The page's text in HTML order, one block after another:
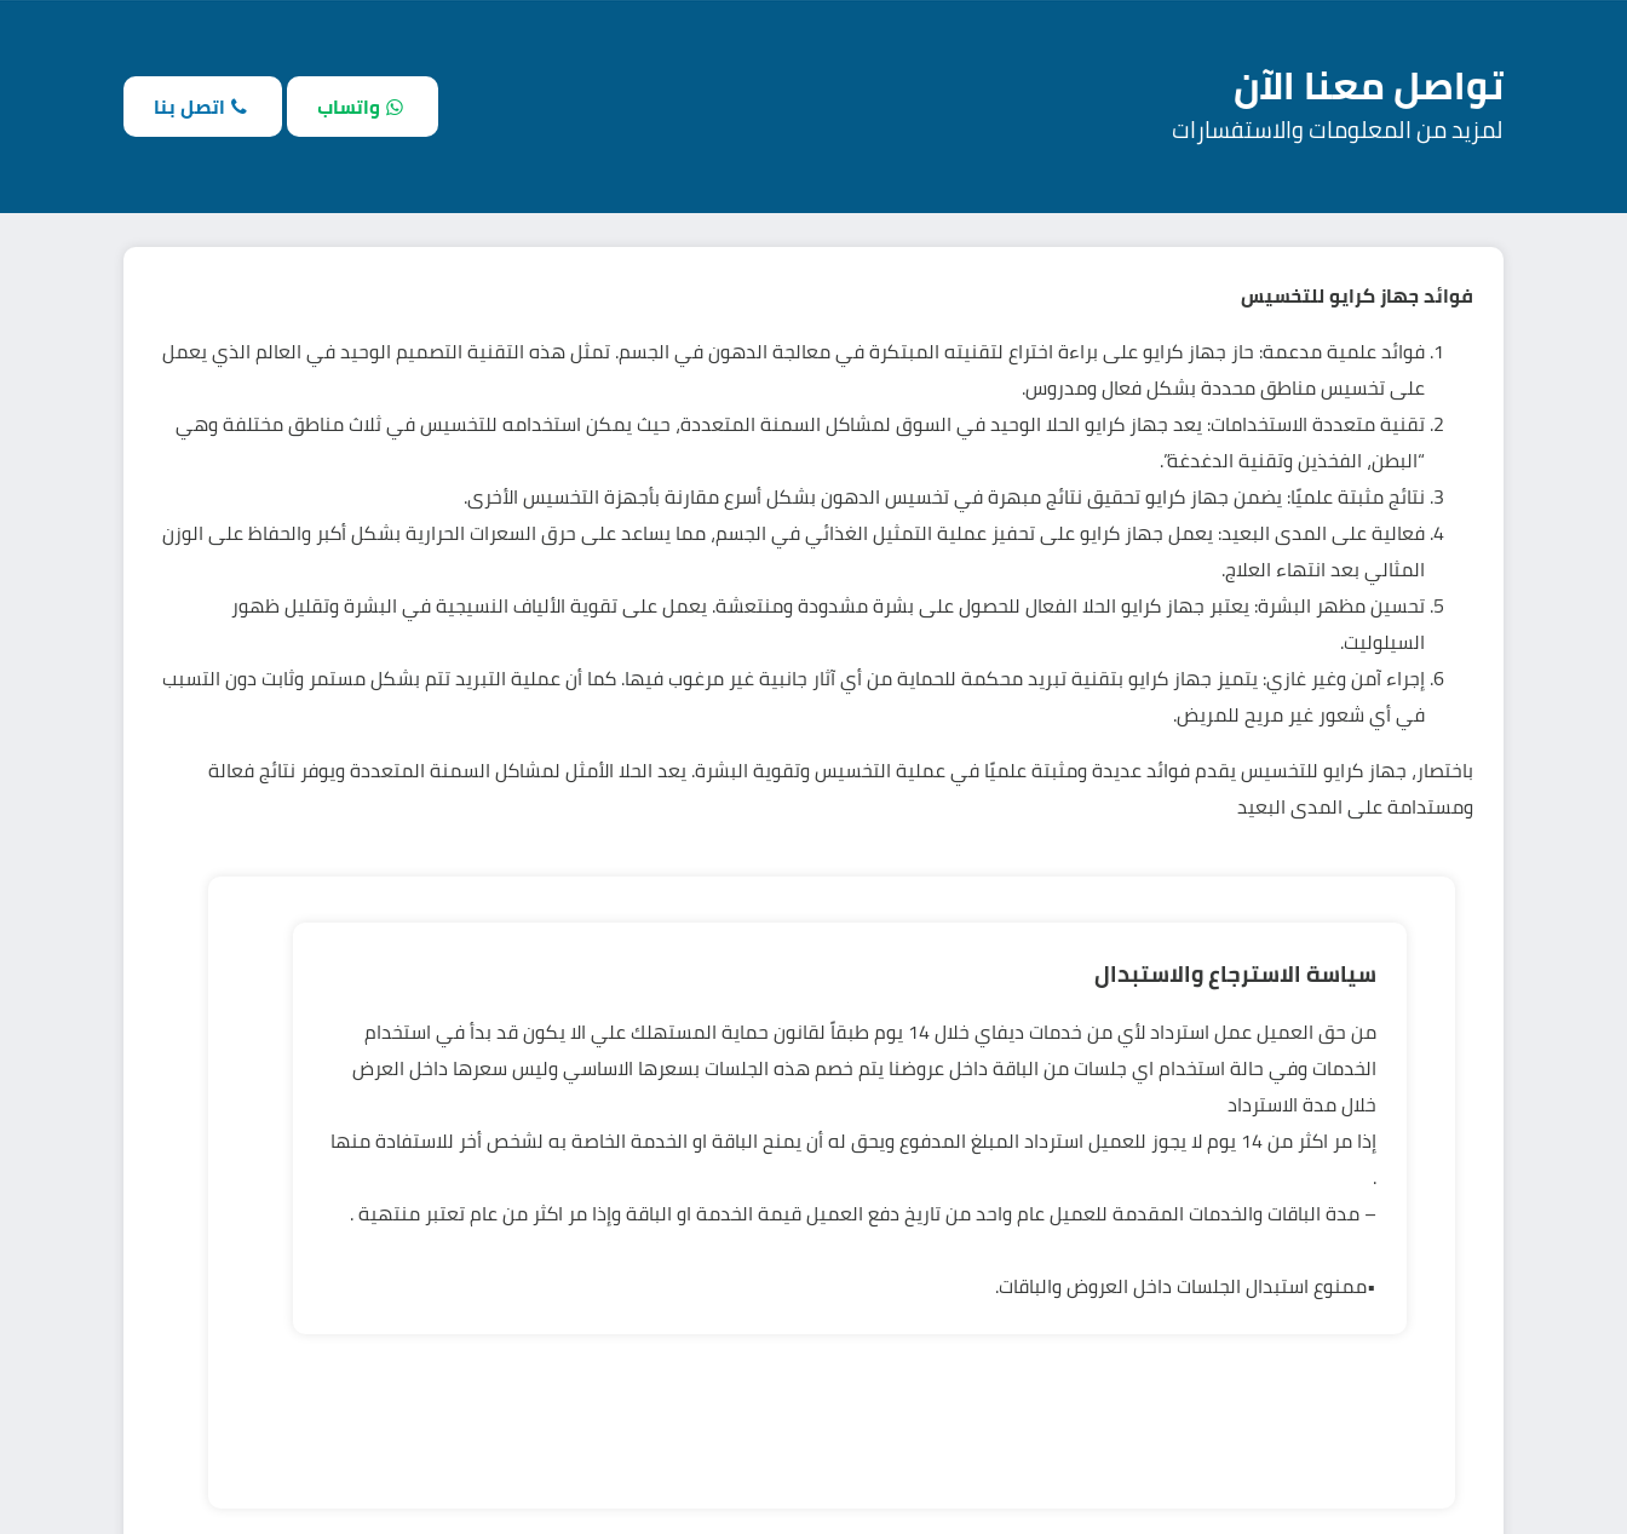
تواصل معنا الآن
لمزيد من المعلومات والاستفسارات
واتساب اتصل بنا
فوائد جهاز كرايو للتخسيس
فوائد علمية مدعمة: حاز جهاز كرايو على براءة اختراع لتقنيته المبتكرة في معالجة الدهون في الجسم. تمثل هذه التقنية التصميم الوحيد في العالم الذي يعمل
على تخسيس مناطق محددة بشكل فعال ومدروس.
تقنية متعددة الاستخدامات: يعد جهاز كرايو الحلا الوحيد في السوق لمشاكل السمنة المتعددة، حيث يمكن استخدامه للتخسيس في ثلاث مناطق مختلفة وهي
“البطن، الفخذين وتقنية الدغدغة”.
نتائج مثبتة علميًا: يضمن جهاز كرايو تحقيق نتائج مبهرة في تخسيس الدهون بشكل أسرع مقارنة بأجهزة التخسيس الأخرى.
فعالية على المدى البعيد: يعمل جهاز كرايو على تحفيز عملية التمثيل الغذائي في الجسم، مما يساعد على حرق السعرات الحرارية بشكل أكبر والحفاظ على الوزن
المثالي بعد انتهاء العلاج.
تحسين مظهر البشرة: يعتبر جهاز كرايو الحلا الفعال للحصول على بشرة مشدودة ومنتعشة. يعمل على تقوية الألياف النسيجية في البشرة وتقليل ظهور
السيلوليت.
إجراء آمن وغير غازي: يتميز جهاز كرايو بتقنية تبريد محكمة للحماية من أي آثار جانبية غير مرغوب فيها. كما أن عملية التبريد تتم بشكل مستمر وثابت دون التسبب
في أي شعور غير مريح للمريض.
باختصار، جهاز كرايو للتخسيس يقدم فوائد عديدة ومثبتة علميًا في عملية التخسيس وتقوية البشرة. يعد الحلا الأمثل لمشاكل السمنة المتعددة ويوفر نتائج فعالة
ومستدامة على المدى البعيد
سياسة الاسترجاع والاستبدال
من حق العميل عمل استرداد لأي من خدمات ديفاي خلال 14 يوم طبقاً لقانون حماية المستهلك علي الا يكون قد بدأ في استخدام
الخدمات وفي حالة استخدام اي جلسات من الباقة داخل عروضنا يتم خصم هذه الجلسات بسعرها الاساسي وليس سعرها داخل العرض
خلال مدة الاسترداد
إذا مر اكثر من 14 يوم لا يجوز للعميل استرداد المبلغ المدفوع ويحق له أن يمنح الباقة او الخدمة الخاصة به لشخص أخر للاستفادة منها
.
– مدة الباقات والخدمات المقدمة للعميل عام واحد من تاريخ دفع العميل قيمة الخدمة او الباقة وإذا مر اكثر من عام تعتبر منتهية .
•ممنوع استبدال الجلسات داخل العروض والباقات.